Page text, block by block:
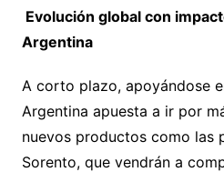
Evolución global con
Argentina
A corto plazo, apoyándose
Argentina apuesta a ir por
nuevos productos como las
Sorento, que vendrán a